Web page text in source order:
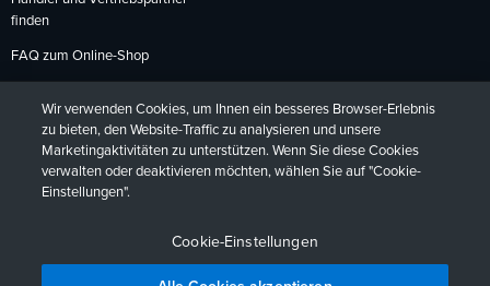
finden
FAQ zum Online-Shop
Rückgabebedingungen
DeutschFrançaisEspañol日本語
Wir verwenden Cookies, um Ihnen ein besseres Browser-Erlebnis
zu bieten, den Website-Traffic zu analysieren und unsere
Marketingaktivitäten zu unterstützen. Wenn Sie diese Cookies
verwalten oder deaktivieren möchten, wählen Sie auf "Cookie-
Einstellungen".
Cookie-Einstellungen